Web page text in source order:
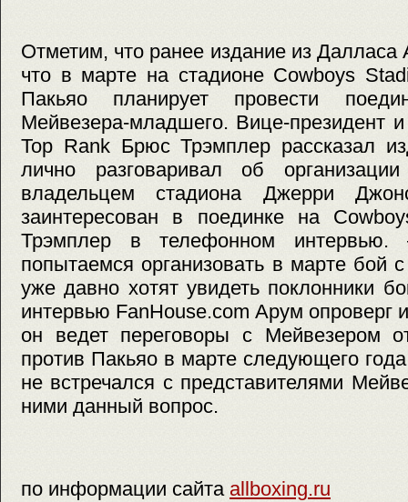
Отметим, что ранее издание из
что в марте на стадионе Cowboys
Пакьяо планирует провести
Мейвезера-младшего. Вице-президент
Top Rank Брюс Трэмплер рассказал
лично разговаривал об
владельцем стадиона Джерри
заинтересован в поединке на
Трэмплер в телефонном
попытаемся организовать в марте бой
уже давно хотят увидеть поклонники
интервью FanHouse.com Арум
он ведет переговоры с Мейвезером
против Пакьяо в марте следующего
не встречался с представителями
ними данный вопрос.
по информации сайта allboxing.ru